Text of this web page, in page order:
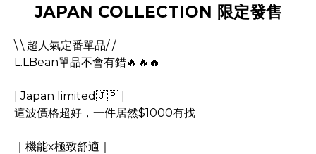
JAPAN COLLECTION 限定發售
\ \ 超人氣定番單品/ /
L.LBean單品不會有錯🔥🔥🔥
| Japan limited🇯🇵 |
這波價格超好，一件居然$1000有找
｜機能x極致舒適｜